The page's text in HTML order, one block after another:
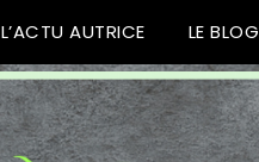
L’ACTU AUTRICE LE BLOG